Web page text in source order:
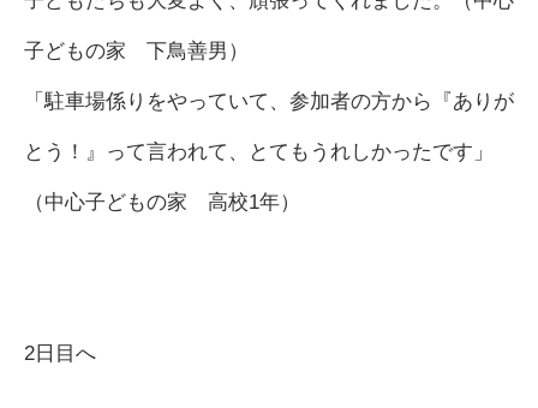
子どもの家 下鳥善男）
「駐車場係りをやっていて、参加者の方から『ありが
とう！』って言われて、とてもうれしかったです」
（中心子どもの家 高校1年）
2日目へ